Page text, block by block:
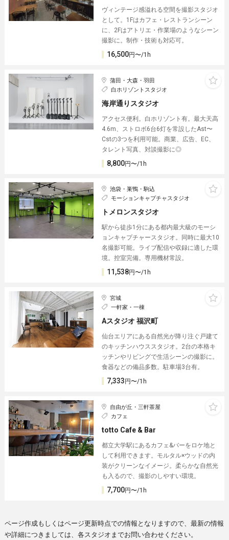
ヴィンテージ感溢れる空間を撮影スタジオ
として。1Fはカフェ・レストランシーン
に、2Fはアトリエ・作業場のようなシーン
撮影に。制作・技術も対応可。
16,500円〜/1h
蒲田・大森・羽田
白ホリゾントスタジオ
海岸通りスタジオ
アクセス便利。白ホリゾント有。最大天高
4.6m、ストロボ6台6灯を常設したAst〜
Cstの3つを利用可能。商業、広告、EC、
タレント写真、対談撮影に◎
8,800円〜/1h
池袋・巣鴨・駒込
モーションキャプチャスタジオ
トメロンスタジオ
駅から徒歩1分にある都内最大級のモーシ
ョンキャプチャースタジオ。同時に最大10
名撮影可能。ライブ配信や収録に適した環
境。控室完備。専用機材常設。
11,538円〜/1h
宮城
一軒家・一棟
Aスタジオ 福沢町
仙台エリアにある自然光が降り注ぐ戸建て
のキッチンハウススタジオ。2台の本格キ
ッチンやリビングで生活シーンの撮影に。
食器などの備品多数。駐車場3台有。
7,333 円〜/1h
自由が丘・三軒茶屋
カフェ
totto Cafe & Bar
都立大学駅にあるカフェ&バーをロケ地と
して利用できます。モルタル×ウッドの内
装がクリーンなイメージ。柔らかな自然光
も入るので、撮影のしやすい環境。
7,700円〜/1h
ページ作成もしくはページ更新時点での情報となりますので、最新の情報
や詳細につきましては、各スタジオまでお問い合わせください。